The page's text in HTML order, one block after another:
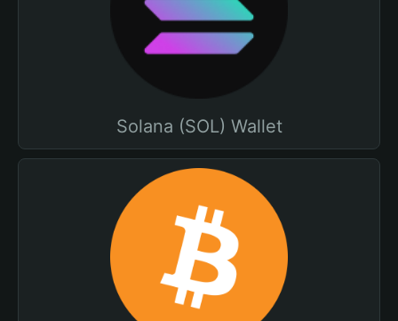
Solana (SOL) Wallet